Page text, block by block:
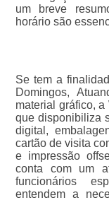
um breve
horário são
Se tem a
Domingos,
material gráfico,
que disponibiliza
digital,
cartão de visita
e impressão
conta com um
funcionários
entendem a